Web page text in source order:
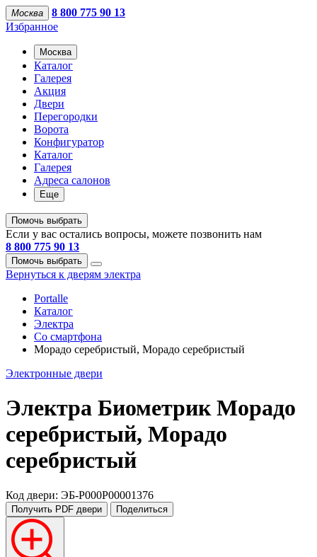
Москва
8 800 775 90 13
Избранное
Москва
Каталог
Галерея
Акция
Двери
Перегородки
Ворота
Конфигуратор
Каталог
Галерея
Адреса салонов
Еще
Помочь выбрать
Если у вас остались вопросы, можете позвонить нам
8 800 775 90 13
Помочь выбрать
Вернуться к дверям электра
Portalle
Каталог
Электра
Со смартфона
Морадо серебристый, Морадо серебристый
Электронные двери
Электра Биометрик Морадо
серебристый, Морадо
серебристый
Код двери: ЭБ-P000P00001376
Получить PDF двери Поделиться